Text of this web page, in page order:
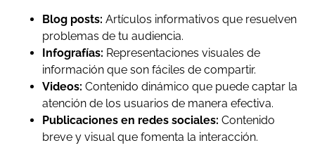
Blog posts: Artículos informativos que resuelven
problemas de tu audiencia.
Infografías: Representaciones visuales de
información que son fáciles de compartir.
Videos: Contenido dinámico que puede captar la
atención de los usuarios de manera efectiva.
Publicaciones en redes sociales: Contenido
breve y visual que fomenta la interacción.